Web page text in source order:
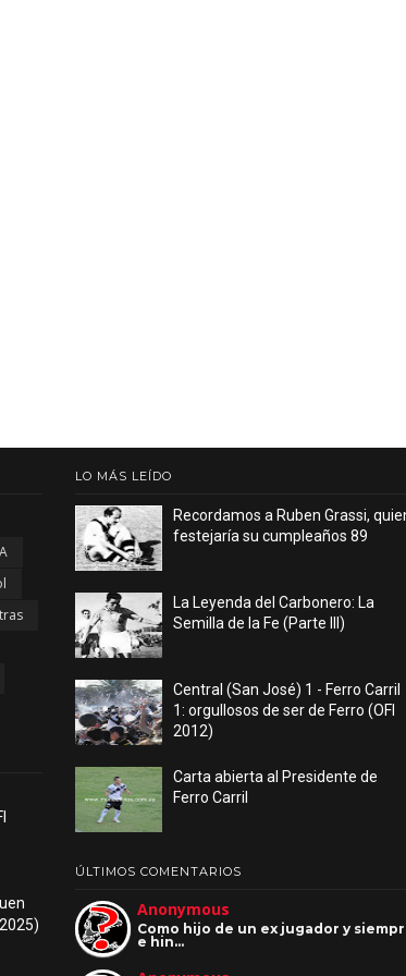
LO MÁS LEÍDO
Recordamos a Ruben Grassi,
festejaría su cumpleaños 89
La Leyenda del Carbonero: La
Semilla de la Fe (Parte III)
Central (San José) 1 - Ferro Carril
1: orgullosos de ser de Ferro (OFI
2012)
Carta abierta al Presidente de
Ferro Carril
ÚLTIMOS COMENTARIOS
Anonymous
Como hijo de un ex jugador y siempr
e hin…